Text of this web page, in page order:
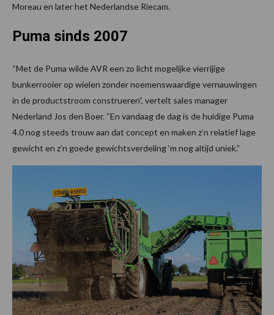
Moreau en later het Nederlandse Riecam.
Puma sinds 2007
“Met de Puma wilde AVR een zo licht mogelijke vierrijige
bunkerrooier op wielen zonder noemenswaardige vernauwingen
in de productstroom construeren”, vertelt sales manager
Nederland Jos den Boer. “En vandaag de dag is de huidige Puma
4.0 nog steeds trouw aan dat concept en maken z’n relatief lage
gewicht en z’n goede gewichtsverdeling ‘m nog altijd uniek.”